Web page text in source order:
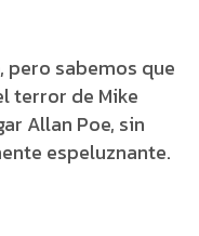
pero sabemos que
terror de Mike
Allan Poe, sin
espeluznante.